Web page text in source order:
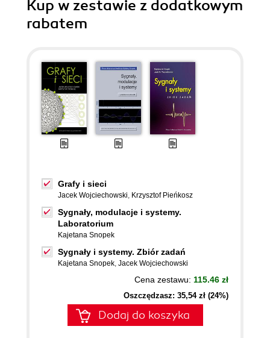
Kup w zestawie z dodatkowym
rabatem
Grafy i sieci
Jacek Wojciechowski, Krzysztof Pieńkosz
Sygnały, modulacje i systemy.
Laboratorium
Kajetana Snopek
Sygnały i systemy. Zbiór zadań
Kajetana Snopek, Jacek Wojciechowski
Cena zestawu: 115.46 zł
Oszczędzasz: 35,54 zł (24%)
Dodaj do koszyka